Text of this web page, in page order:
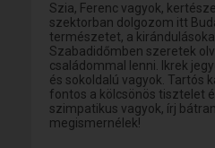
Szia, Ferenc vagyok,
szektorban dolgozom itt
természetet, a
Szabadidőmben szeretek
családommal lenni. Ikrek
és sokoldalú vagyok. Tartós
fontos a kölcsönös tisztelet
szimpatikus vagyok, írj
megismernélek!